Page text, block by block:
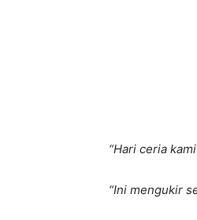
“Hari ceria
“Ini mengukir